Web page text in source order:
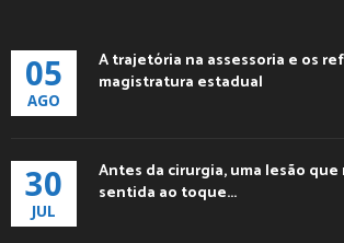
05
AGO
A trajetória na assessoria e os
magistratura estadual
30
JUL
Antes da cirurgia, uma lesão
sentida ao toque...